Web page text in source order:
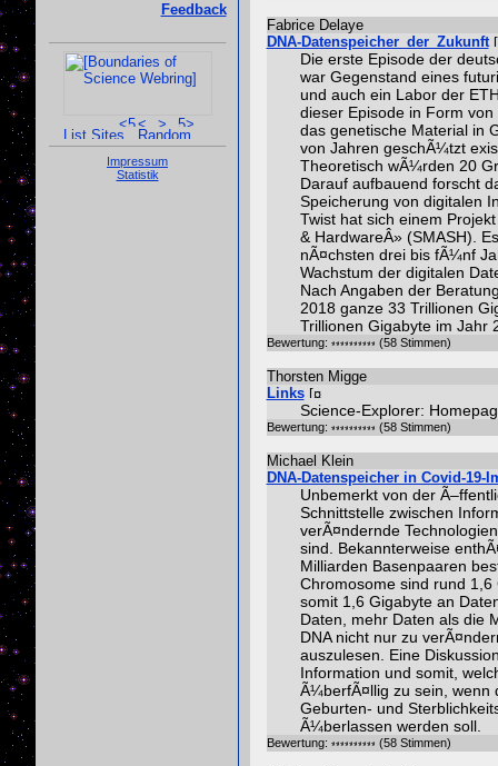
Feedback
Impressum
Statistik
Fabrice Delaye
DNA-Datenspeicher_der_Zukunft
Die erste Episode der
war Gegenstand eines
und auch ein Labor der
dieser Episode in Form
das genetische Material in
von Jahren geschÃ¼tzt
Theoretisch wÃ¼rden 20
Darauf aufbauend forscht
Speicherung von digitalen
Twist hat sich einem
& HardwareÂ» (SMASH).
nÃ¤chsten drei bis fÃ¼nf
Wachstum der digitalen
Nach Angaben der
2018 ganze 33 Trillionen
Trillionen Gigabyte im
Bewertung: (58 Stimmen)
Thorsten Migge
Links
Science-Explorer:
Bewertung: (58 Stimmen)
Michael Klein
DNA-Datenspeicher in Covid-19-
Unbemerkt von der
Schnittstelle zwischen
verÃ¤ndernde
sind. Bekannterweise
Milliarden Basenpaaren
Chromosome sind rund
somit 1,6 Gigabyte an
Daten, mehr Daten als die
DNA nicht nur zu
auszulesen. Eine
Information und somit,
Ã¼berfÃ¤llig zu sein, wenn
Geburten- und
Ã¼berlassen werden soll.
Bewertung: (58 Stimmen)